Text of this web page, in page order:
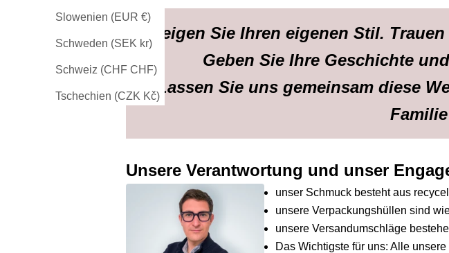
Slowenien (EUR €)
Schweden (SEK kr)
Schweiz (CHF CHF)
Tschechien (CZK Kč)
Zeigen Sie Ihren eigenen Stil.
Geben Sie Ihre Geschichte
Lassen Sie uns gemeinsam diese
Unsere Verantwortung und unser
unser Schmuck besteht aus
unsere Verpackungshüllen sind
unsere Versandumschläge
Das Wichtigste für uns: Alle